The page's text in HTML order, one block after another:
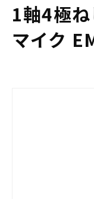
1軸4極
マイク